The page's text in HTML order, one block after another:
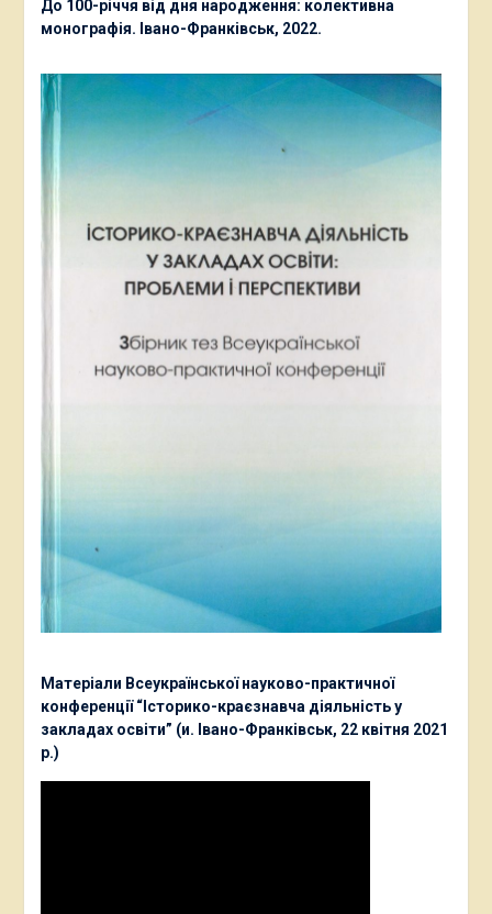
До 100-річчя від дня народження: колективна
монографія. Івано-Франківськ, 2022.
Матеріали Всеукраїнської науково-практичної
конференції “Історико-краєзнавча діяльність у
закладах освіти” (и. Івано-Франківськ, 22 квітня 2021
р.)